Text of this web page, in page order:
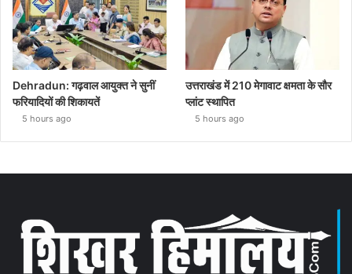
Dehradun: गढ़वाल आयुक्त ने सुनीं
फरियादियों की शिकायतें
5 hours ago
उत्तराखंड में 210 मेगावाट क्षमता के सौर
प्लांट स्थापित
5 hours ago